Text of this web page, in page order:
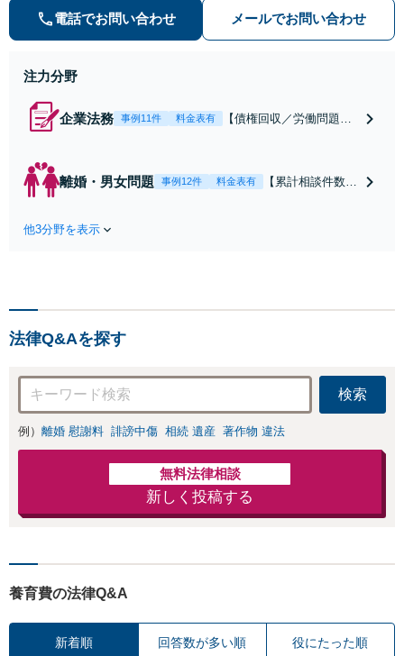
解決まで弁護士本人が一貫してスピ
ーディーに対応いたします。 ◆累計
電話でお問い合わせ メールでお問い合わせ
注力分野
企業法務 事例11件 料金表有
【債権回収／労働問題／
のトラブル・会社内のト
ラブルなど、事後の解決
離婚・男女問題 事例12件 料金表有
【累計相談件数20
様の話を丁寧にう
を正確に読み取り
ます。【東京都在
住以外の方も対
応】
他3分野を表示
法律Q&Aを探す
検索
例） 離婚 慰謝料 誹謗中傷 相続 遺産 著作物 違法
無料法律相談
新しく投稿する
養育費の法律Q&A
新着順 回答数が多い順 役にたった順